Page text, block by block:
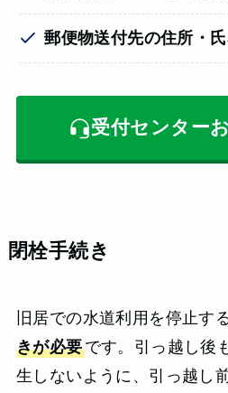
郵便物送付先の住所・
受付センター
閉栓手続き
旧居での水道利用を停止す
きが必要です。引っ越し後
生しないように、引っ越し